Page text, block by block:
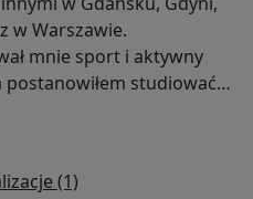
Darłowie, Łodzi, Kutnie oraz w Warszawie.
mnie sport i aktywny
studiować
sportem częste kontuzje
postanowiłem
osteopatię.
(1)